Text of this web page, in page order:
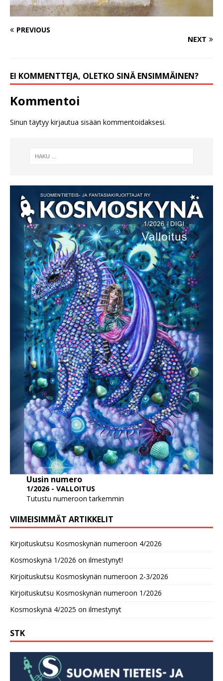
PREVIOUS
NEXT
EI KOMMENTTEJA, OLETKO SINÄ ENSIMMÄINEN?
Kommentoi
Sinun täytyy kirjautua sisään kommentoidaksesi.
Uusin numero
1/2026 - VALLOITUS
Tutustu numeroon tarkemmin
VIIMEISIMMÄT ARTIKKELIT
Kirjoituskutsu Kosmoskynän numeroon 4/2026
Kosmoskynä 1/2026 on ilmestynyt!
Kirjoituskutsu Kosmoskynän numeroon 2-3/2026
Kirjoituskutsu Kosmoskynän numeroon 1/2026
Kosmoskynä 4/2025 on ilmestynyt
STK